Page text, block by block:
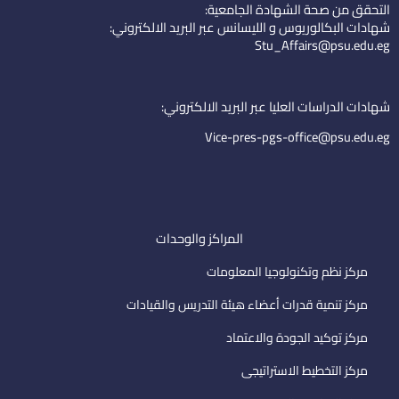
-
e
m
i
l
u
b
e
d
التحقق من صحة الشهادة الجامعية:
شهادات البكالوريوس و الليسانس عبر البريد الالكتروني:
Stu_Affairs@psu.edu.eg
شهادات الدراسات العليا عبر البريد الالكتروني:
Vice-pres-pgs-office@psu.edu.eg
المراكز والوحدات
مركز نظم وتكنولوجيا المعلومات
مركز تنمية قدرات أعضاء هيئة التدريس والقيادات
مركز توكيد الجودة والاعتماد
مركز التخطيط الاستراتيجى